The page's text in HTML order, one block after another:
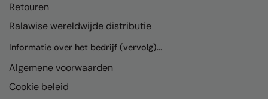
New Morning Studios
Nike
Nimbus
Nutshell
Retouren
Ralawise wereldwijde distributie
Informatie over het bedrijf (vervolg)...
Algemene voorwaarden
Cookie beleid